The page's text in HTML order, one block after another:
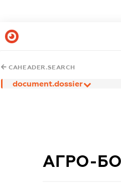
CAHEADER.SEARCH
document.dossier
АГРО-